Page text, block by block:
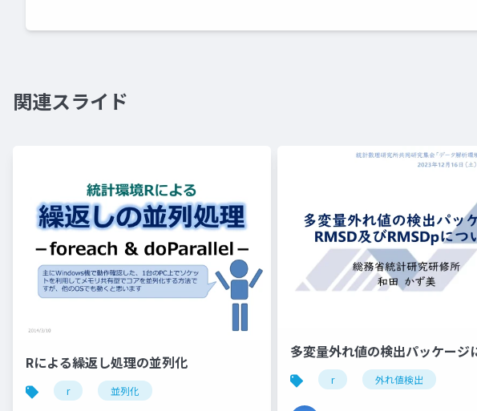
関連スライド
Rによる繰返し処理の並列化
r 並列化
多変量外れ値の検出パッケージ
r 外れ値検出